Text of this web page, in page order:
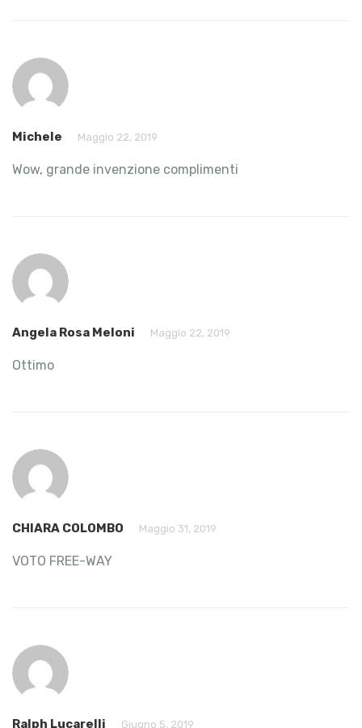
Michele Maggio 22, 2019
Wow, grande invenzione complimenti
Angela Rosa Meloni Maggio 22, 2019
Ottimo
CHIARA COLOMBO Maggio 31, 2019
VOTO FREE-WAY
Ralph Lucarelli Giugno 5, 2019